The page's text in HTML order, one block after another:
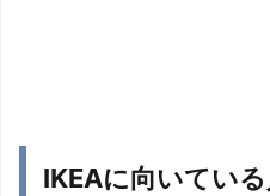
IKEAに向いてい